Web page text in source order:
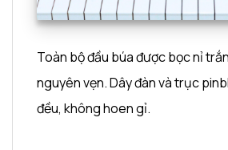
Toàn bộ đầu búa được bọc nỉ
nguyên vẹn. Dây đàn và trục
đều, không hoen gỉ.